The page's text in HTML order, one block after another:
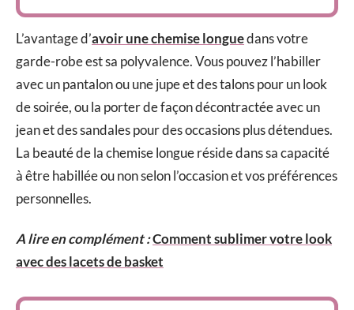
L’avantage d’avoir une chemise longuedans votre
garde-robe est sa polyvalence. Vous pouvez l’habiller
avec un pantalon ou une jupe et des talons pour un look
de soirée, ou la porter de façon décontractée avec un
jean et des sandales pour des occasions plus détendues.
La beauté de la chemise longue réside dans sa capacité
à être habillée ou non selon l’occasion et vos préférences
personnelles.
A lire en complément :Comment sublimer votre look
avec des lacets de basket